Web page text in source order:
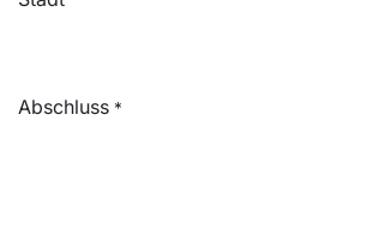
Abschluss *